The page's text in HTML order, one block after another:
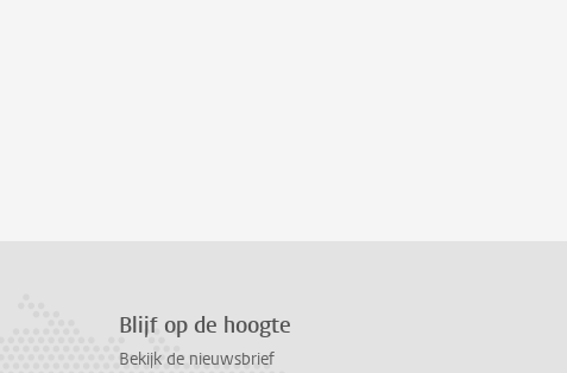
Blijf op de hoogte
Bekijk de nieuwsbrief